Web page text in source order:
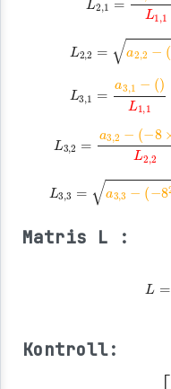
L2, 1= a2,1−
L 2,2=a ,
L3 ,1 =a3,1−()
L3 ,2 =a3,2−(−8
L3 ,3= , −
Matris L :
L= [2
Kontroll: